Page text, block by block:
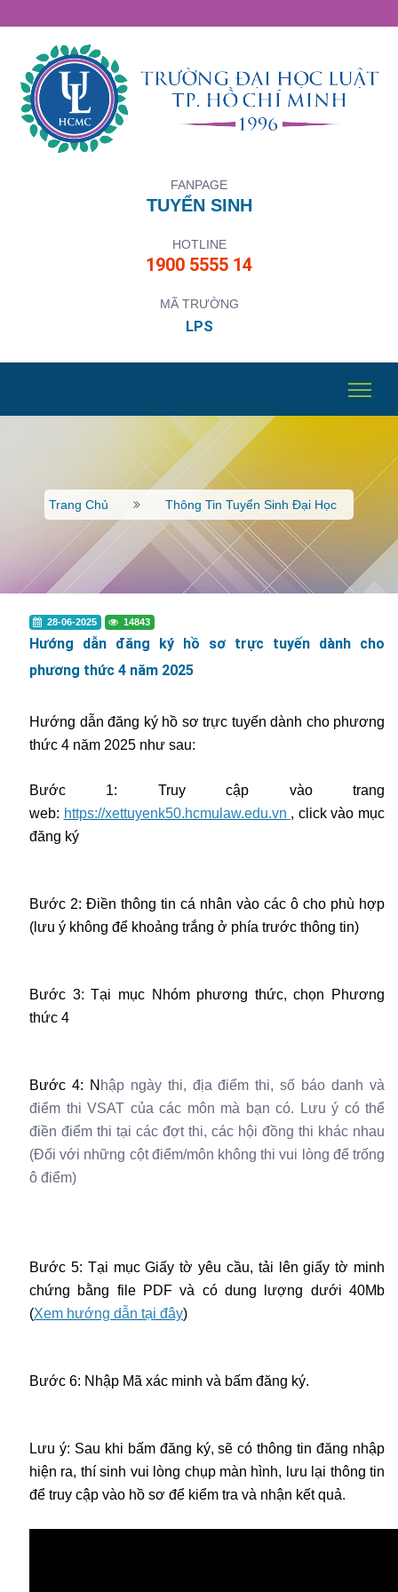
FANPAGE
TUYỂN SINH
HOTLINE
1900 5555 14
MÃ TRƯỜNG
LPS
Trang Chủ Thông Tin Tuyển Sinh Đại Học
28-06-2025 14843
Hướng dẫn đăng ký hồ sơ trực tuyến dành cho
phương thức 4 năm 2025
Hướng dẫn đăng ký hồ sơ trực tuyến dành cho phương
thức 4 năm 2025 như sau:
Bước 1: Truy cập vào trang
web: https://xettuyenk50.hcmulaw.edu.vn , click vào mục
đăng ký
Bước 2: Điền thông tin cá nhân vào các ô cho phù hợp
(lưu ý không để khoảng trắng ở phía trước thông tin)
Bước 3: Tại mục Nhóm phương thức, chọn Phương
thức 4
Bước 4: N hập ngày thi, địa điểm thi, số báo danh và
điểm thi VSAT của các môn mà bạn có. Lưu ý có thể
điền điểm thi tại các đợt thi, các hội đồng thi khác nhau
(Đối với những cột điểm/môn không thi vui lòng để trống
ô điểm)
Bước 5: Tại mục Giấy tờ yêu cầu, tải lên giấy tờ minh
chứng bằng file PDF và có dung lượng dưới 40Mb
(Xem hướng dẫn tại đây)
Bước 6: Nhập Mã xác minh và bấm đăng ký.
Lưu ý: Sau khi bấm đăng ký, sẽ có thông tin đăng nhập
hiện ra, thí sinh vui lòng chụp màn hình, lưu lại thông tin
để truy cập vào hồ sơ để kiểm tra và nhận kết quả.